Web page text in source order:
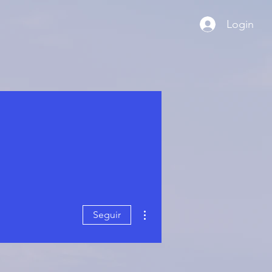
Login
Seguir